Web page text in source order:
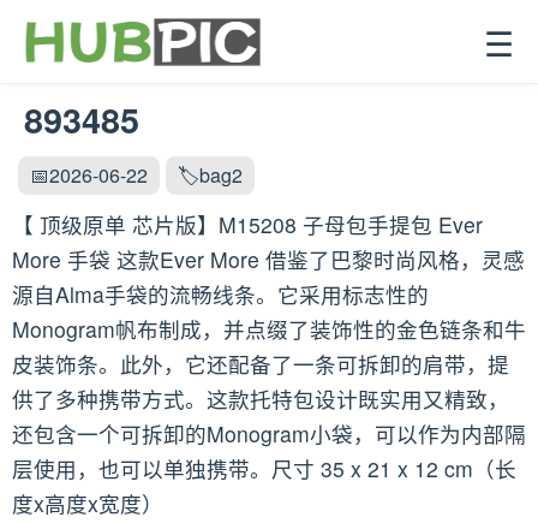
☰
893485
📅2026-06-22 🏷️bag2
【 顶级原单 芯片版】M15208 子母包手提包 Ever
More 手袋 这款Ever More 借鉴了巴黎时尚风格，灵感
源自Alma手袋的流畅线条。它采用标志性的
Monogram帆布制成，并点缀了装饰性的金色链条和牛
皮装饰条。此外，它还配备了一条可拆卸的肩带，提
供了多种携带方式。这款托特包设计既实用又精致，
还包含一个可拆卸的Monogram小袋，可以作为内部隔
层使用，也可以单独携带。尺寸 35 x 21 x 12 cm（长
度x高度x宽度）